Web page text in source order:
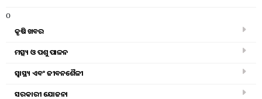
o
କୃଷି ଖବର
ମତ୍ସ୍ୟ ଓ ପଶୁ ପାଳନ
ସ୍ୱାସ୍ଥ୍ୟ ଏବଂ ଜୀବନଶୈଳୀ
ସରକାରୀ ଯୋଜନା
କୃଷି ଖବର